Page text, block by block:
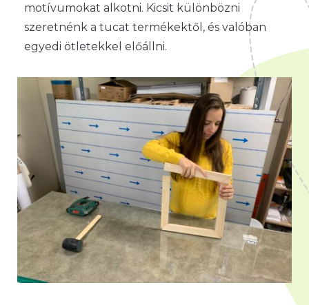
motívumokat alkotni. Kicsit különbözni
szeretnénk a tucat termékektől, és valóban
egyedi ötletekkel előállni.